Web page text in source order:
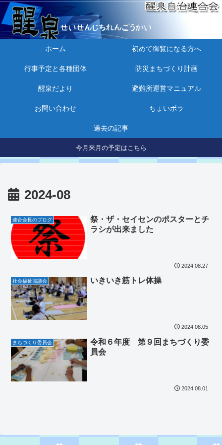
ホーム 初めて御覧になる方へ
行事予定と各種団体 防災まちづくり計画
醒泉だより 避難所運営マニュアル
お問い合わせ ちょいボラ
過去の記事
今月来月の予定はこちら
2024-08
連合会長のブログ
祭・ザ・セイセンのポスターとチ
ラシが出来ました
2024.08.27
社会福祉協議会 いきいき筋トレ体操
2024.08.05
まちづくり委員会
令和６年度 第９回まちづくり委
員会
2024.08.01